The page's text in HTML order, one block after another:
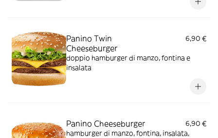
Panino Twin
Cheeseburger
6,90 €
doppio hamburger di manzo, fontina e
insalata
Panino Cheeseburger
6,90 €
hamburger di manzo, fontina, insalata,